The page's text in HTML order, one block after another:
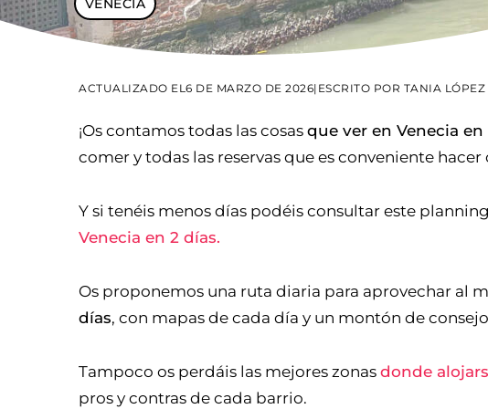
ACTUALIZADO EL6 DE MARZO DE 2026| ESCRITO POR TANIA LÓPEZ
¡Os contamos todas las cosasque ver en Venecia en
comer y todas las reservas que es conveniente
Y si tenéis menos días podéis consultar este
Venecia en 2 días.
Os proponemos una ruta diaria para aprovechar al
días, con mapas de cada día y un montón de
Tampoco os perdáis las mejores zonasdonde
pros y contras de cada barrio.